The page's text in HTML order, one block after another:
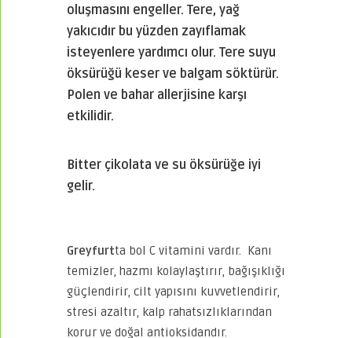
oluşmasını engeller. Tere, yağ
yakıcıdır bu yüzden zayıflamak
isteyenlere yardımcı olur. Tere suyu
öksürüğü keser ve balgam söktürür.
Polen ve bahar allerjisine karşı
etkilidir.
Bitter çikolata ve su öksürüğe iyi
gelir.
Greyfurtta bol C vitamini vardır. Kanı
temizler, hazmı kolaylaştırır, bağışıklığı
güçlendirir, cilt yapısını kuvvetlendirir,
stresi azaltır, kalp rahatsızlıklarından
korur ve doğal antioksidandır.